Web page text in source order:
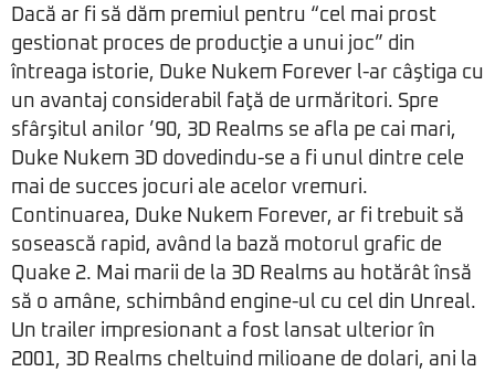
Dacă ar fi să dăm premiul pentru “cel mai prost
gestionat proces de producţie a unui joc” din
întreaga istorie, Duke Nukem Forever l-ar câştiga cu
un avantaj considerabil faţă de urmăritori. Spre
sfârşitul anilor ’90, 3D Realms se afla pe cai mari,
Duke Nukem 3D dovedindu-se a fi unul dintre cele
mai de succes jocuri ale acelor vremuri.
Continuarea, Duke Nukem Forever, ar fi trebuit să
sosească rapid, având la bază motorul grafic de
Quake 2. Mai marii de la 3D Realms au hotărât însă
să o amâne, schimbând engine-ul cu cel din Unreal.
Un trailer impresionant a fost lansat ulterior în
2001, 3D Realms cheltuind milioane de dolari, ani la